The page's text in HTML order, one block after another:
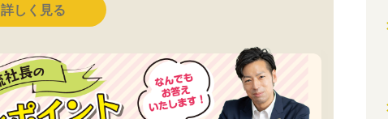
詳しく見る